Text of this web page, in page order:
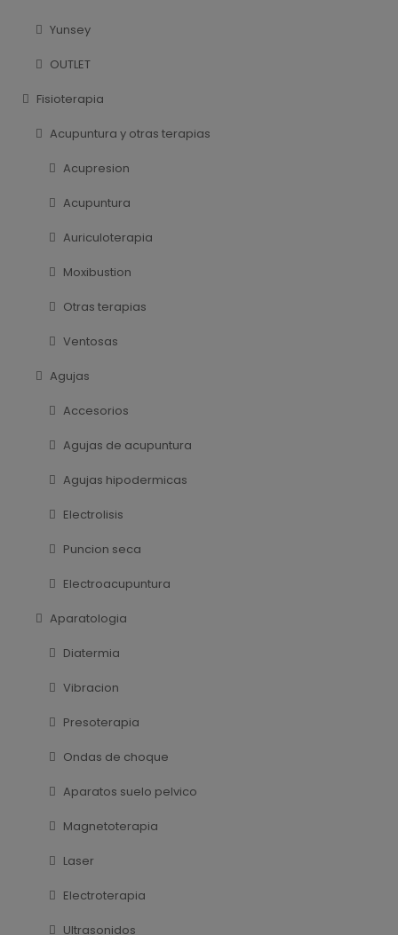
Yunsey
OUTLET
Fisioterapia
Acupuntura y otras terapias
Acupresion
Acupuntura
Auriculoterapia
Moxibustion
Otras terapias
Ventosas
Agujas
Accesorios
Agujas de acupuntura
Agujas hipodermicas
Electrolisis
Puncion seca
Electroacupuntura
Aparatologia
Diatermia
Vibracion
Presoterapia
Ondas de choque
Aparatos suelo pelvico
Magnetoterapia
Laser
Electroterapia
Ultrasonidos